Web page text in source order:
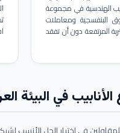
الهندسية في مجموعة
البنفسجية ومعاملات
المرتفعة دون أن تفقد
في البيئة